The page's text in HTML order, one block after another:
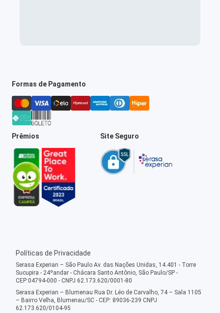
Formas de Pagamento
Prêmios Site Seguro
Políticas de Privacidade
Serasa Experian – São Paulo Av. das Nações Unidas, 14.401 - Torre
Sucupira - 24ºandar - Chácara Santo Antônio, São Paulo/SP -
CEP:04794-000 - CNPJ 62.173.620/0001-80
Serasa Experian – Blumenau Rua Dr. Léo de Carvalho, 74 – Sala 1105
– Bairro Velha, Blumenau/SC - CEP: 89036-239 CNPJ
62.173.620/0104-95